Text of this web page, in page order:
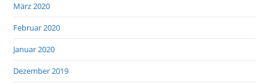
März 2020
Februar 2020
Januar 2020
Dezember 2019